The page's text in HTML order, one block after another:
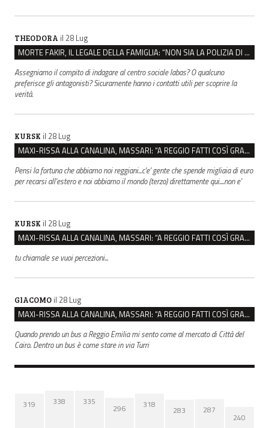
THEODORA il 28 Lug
MORTE FAKIR, IL LEGALE DELLA FAMIGLIA: “NON SIA LA POLIZIA DI STATO A INDAGARE”
Assegniamo il compito di indagare al centro sociale labas? O qualcuno
preferisce gli antagonisti? Sicuramente hanno i contatti utili per scoprire la
verità.
KURSK il 28 Lug
MAXI-RISSA ALLA CANALINA, MASSARI: “A REGGIO FATTI COSÌ GRAVI NON DEVONO TROVARE SPAZIO”
Pensi la fortuna che abbiamo noi reggiani...c'e' gente che spende migliaia di euro
per recarsi all'estero e noi abbiamo il mondo (terzo) direttamente qui....non e'
KURSK il 28 Lug
MAXI-RISSA ALLA CANALINA, MASSARI: “A REGGIO FATTI COSÌ GRAVI NON DEVONO TROVARE SPAZIO”
tu chiamale se vuoi percezioni...
GIACOMO il 28 Lug
MAXI-RISSA ALLA CANALINA, MASSARI: “A REGGIO FATTI COSÌ GRAVI NON DEVONO TROVARE SPAZIO”
Quando prendo un bus a Reggio Emilia mi sento come al mercato di Città del
Cairo. Dentro un bus è come stare in via Turri
319 338 335
296 318
283 287
240